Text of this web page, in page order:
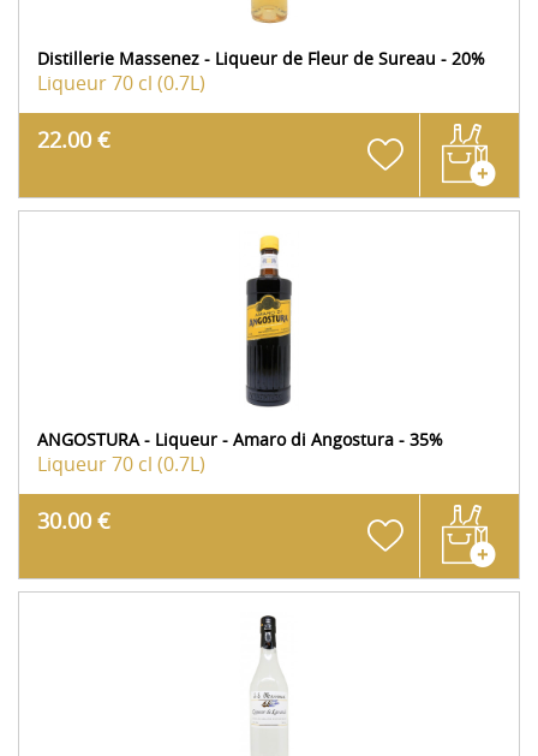
Distillerie Massenez - Liqueur de Fleur de Sureau - 20%
Liqueur70 cl (0.7L)
22.00 €
ANGOSTURA - Liqueur - Amaro di Angostura - 35%
Liqueur70 cl (0.7L)
30.00 €